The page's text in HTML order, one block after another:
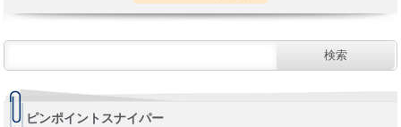
ピンポイントスナイパー